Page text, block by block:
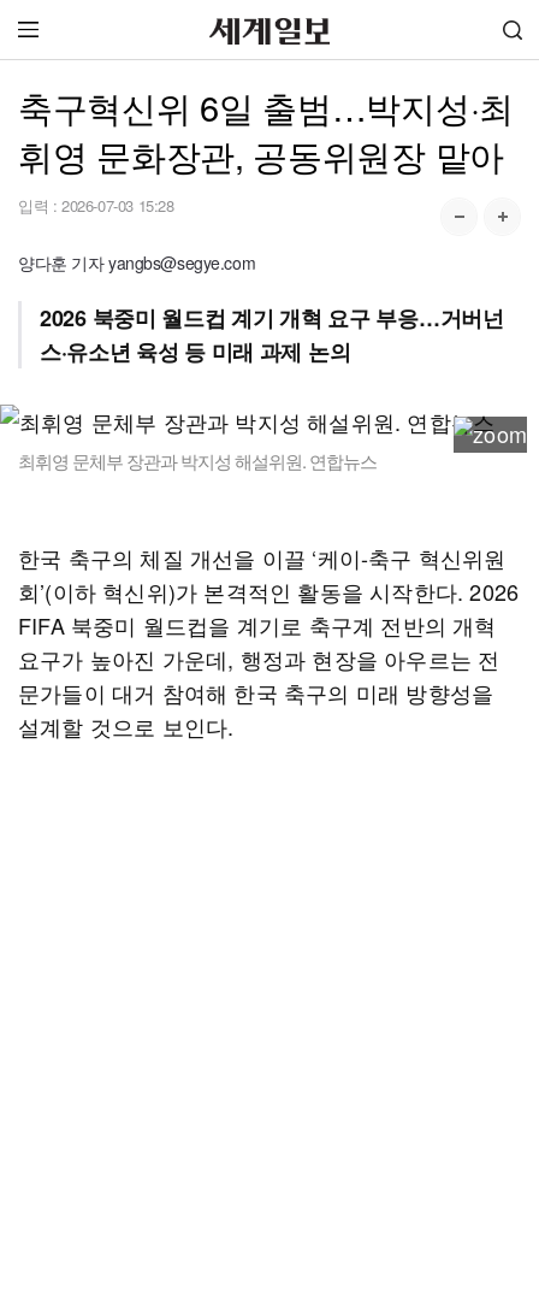
축구혁신위 6일 출범…박지성·최
휘영 문화장관, 공동위원장 맡아
입력 : 2026-07-03 15:28
양다훈 기자 yangbs@segye.com
2026 북중미 월드컵 계기 개혁 요구 부응…거버넌
스·유소년 육성 등 미래 과제 논의
최휘영 문체부 장관과 박지성 해설위원. 연합뉴스
한국 축구의 체질 개선을 이끌 ‘케이-축구 혁신위원
회’(이하 혁신위)가 본격적인 활동을 시작한다. 2026
FIFA 북중미 월드컵을 계기로 축구계 전반의 개혁
요구가 높아진 가운데, 행정과 현장을 아우르는 전
문가들이 대거 참여해 한국 축구의 미래 방향성을
설계할 것으로 보인다.